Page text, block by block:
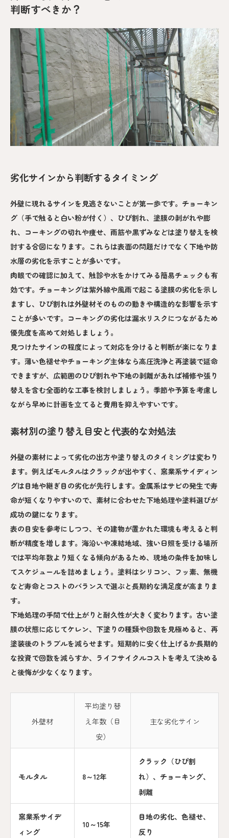
判断すべきか？
劣化サインから判断するタイミング
外壁に現れるサインを見逃さないことが第一歩です。チョーキン
グ（手で触ると白い粉が付く）、ひび割れ、塗膜の剥がれや膨
れ、コーキングの切れや痩せ、雨筋や黒ずみなどは塗り替えを検
討する合図になります。これらは表面の問題だけでなく下地や防
水層の劣化を示すことが多いです。
肉眼での確認に加えて、触診や水をかけてみる簡易チェックも有
効です。チョーキングは紫外線や風雨で起こる塗膜の劣化を示し
ますし、ひび割れは外壁材そのものの動きや構造的な影響を示す
ことが多いです。コーキングの劣化は漏水リスクにつながるため
優先度を高めて対処しましょう。
見つけたサインの程度によって対応を分けると判断が楽になりま
す。薄い色褪せやチョーキング主体なら高圧洗浄と再塗装で延命
できますが、広範囲のひび割れや下地の剥離があれば補修や張り
替えを含む全面的な工事を検討しましょう。季節や予算を考慮し
ながら早めに計画を立てると費用を抑えやすいです。
素材別の塗り替え目安と代表的な対処法
外壁の素材によって劣化の出方や塗り替えのタイミングは変わり
ます。例えばモルタルはクラックが出やすく、窯業系サイディン
グは目地や継ぎ目の劣化が先行します。金属系はサビの発生で寿
命が短くなりやすいので、素材に合わせた下地処理や塗料選びが
成功の鍵になります。
表の目安を参考にしつつ、その建物が置かれた環境も考えると判
断が精度を増します。海沿いや凍結地域、強い日照を受ける場所
では平均年数より短くなる傾向があるため、現地の条件を加味し
てスケジュールを詰めましょう。塗料はシリコン、フッ素、無機
など寿命とコストのバランスで選ぶと長期的な満足度が高まりま
す。
下地処理の手間で仕上がりと耐久性が大きく変わります。古い塗
膜の状態に応じてケレン、下塗りの種類や回数を見極めると、再
塗装後のトラブルを減らせます。短期的に安く仕上げるか長期的
な投資で回数を減らすか、ライフサイクルコストを考えて決める
と後悔が少なくなります。
外壁材
平均塗り替
え年数（目
安）
主な劣化サイン
モルタル 8～12年
クラック（ひび割
れ）、チョーキング、
剥離
窯業系サイデ
ィング
10～15年
目地の劣化、色褪せ、
反り